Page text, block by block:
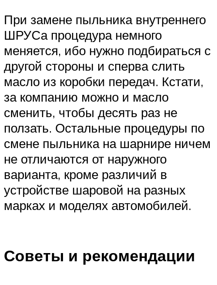
При замене пыльника внутреннего
ШРУСа процедура немного
меняется, ибо нужно подбираться с
другой стороны и сперва слить
масло из коробки передач. Кстати,
за компанию можно и масло
сменить, чтобы десять раз не
ползать. Остальные процедуры по
смене пыльника на шарнире ничем
не отличаются от наружного
варианта, кроме различий в
устройстве шаровой на разных
марках и моделях автомобилей.
Советы и рекомендации